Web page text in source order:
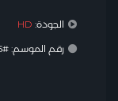
الجودة: HD
رقم الموسم: #23485